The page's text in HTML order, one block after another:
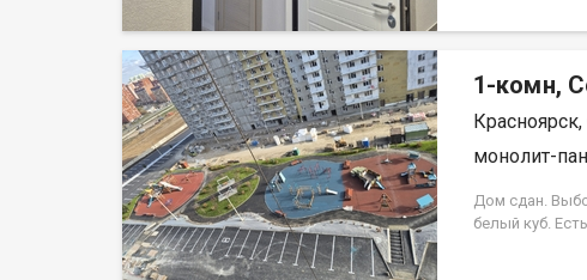
кредита. Под
1-комн,
монолит-
Дом сдан.
белый куб.